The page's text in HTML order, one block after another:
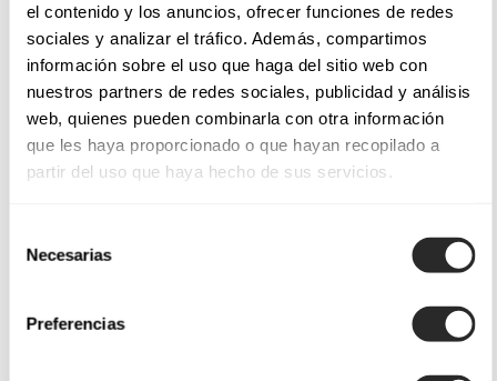
el contenido y los anuncios, ofrecer funciones de redes
sociales y analizar el tráfico. Además, compartimos
información sobre el uso que haga del sitio web con
nuestros partners de redes sociales, publicidad y análisis
web, quienes pueden combinarla con otra información
que les haya proporcionado o que hayan recopilado a
partir del uso que haya hecho de sus servicios.
Necesarias
Preferencias